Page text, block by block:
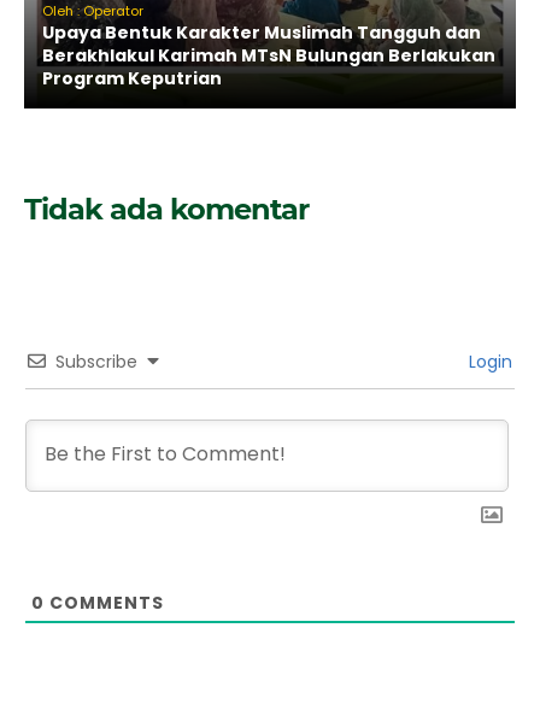
Oleh : Operator
Upaya Bentuk Karakter Muslimah Tangguh dan
Berakhlakul Karimah MTsN Bulungan Berlakukan
Program Keputrian
Tidak ada komentar
Subscribe Login
0 COMMENTS